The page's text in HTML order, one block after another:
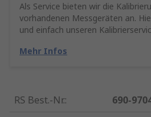
Als Service bieten wir die
vorhandenen Messgeräten an.
und einfach unseren
Mehr Infos
RS Best.-Nr.:
690-